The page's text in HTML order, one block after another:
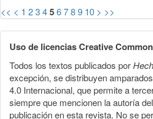
<< < 1 23456789 10 > >>
Uso de licencias Creative
Todos los textos publicados por
excepción, se distribuyen
4.0 Internacional, que permite a
siempre que mencionen la autoría
publicación en esta revista. No se